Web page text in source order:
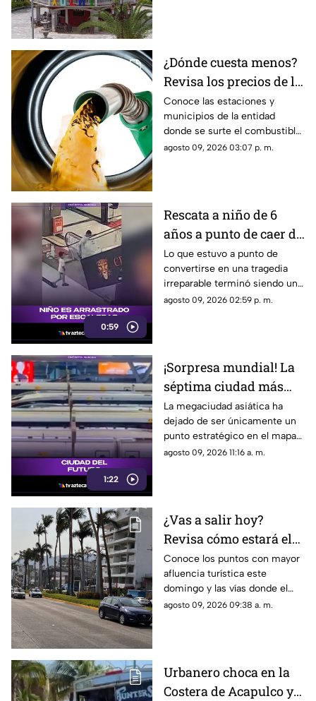
¿Dónde cuesta menos?
Revisa los precios de la
gasolina en Guerrero
Conoce las estaciones y
municipios de la entidad
donde se surte el combustible
con las tarifas más accesibles
agosto 09, 2026 03:07 p. m.
0:59
Rescata a niño de 6
años a punto de caer de
una escalera eléctrica
Lo que estuvo a punto de
convertirse en una tragedia
irreparable terminó siendo una
impresionante muestra de
agosto 09, 2026 02:59 p. m.
1:22
¡Sorpresa mundial! La
séptima ciudad más
grande de China ahora
domina la
investigación científica
global
La megaciudad asiática ha
dejado de ser únicamente un
punto estratégico en el mapa
regional para transformarse en
agosto 09, 2026 11:16 a. m.
¿Vas a salir hoy?
Revisa cómo estará el
tránsito en el puerto de
Acapulco
Conoce los puntos con mayor
afluencia turística este
domingo y las vías donde el
mal estado del asfalto frenará
agosto 09, 2026 09:38 a. m.
Urbanero choca en la
Costera de Acapulco y